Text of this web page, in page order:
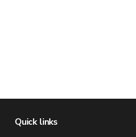
Quick links